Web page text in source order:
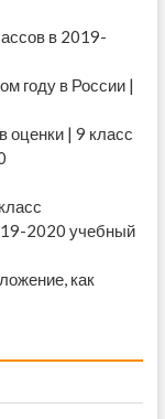
в 2019-
году в России |
оценки | 9 класс
2020 учебный
как